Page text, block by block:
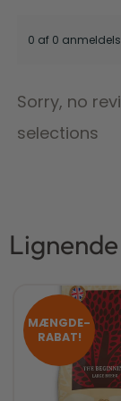
0 af 0
Sorry, no
selections
MÆNGDE-
RABAT!